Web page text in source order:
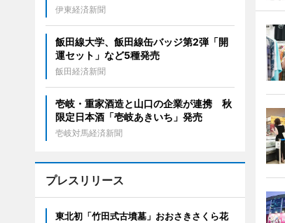
伊東経済新聞
飯田線大学、飯田線缶バッジ第2弾「開
運セット」など5種発売
飯田経済新聞
壱岐・重家酒造と山口の企業が連携 秋
限定日本酒「壱岐あきいち」発売
壱岐対馬経済新聞
プレスリリース
東北初「竹田式古墳墓」おおさきさくら花